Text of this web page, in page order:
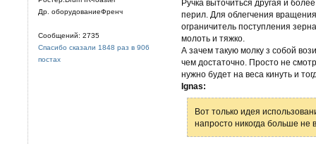
Др. оборудованиеФренч
Сообщений: 2735
Спасибо сказали 1848 раз в 906
постах
Ручка выточиться другая и
перил. Для облегчения
ограничитель поступления
молоть и тяжко.
А зачем такую молку з собой
чем достаточно. Просто не
нужно будет на веса кинуть и
Ignas:
Вот только идея
напросто никогда больше не